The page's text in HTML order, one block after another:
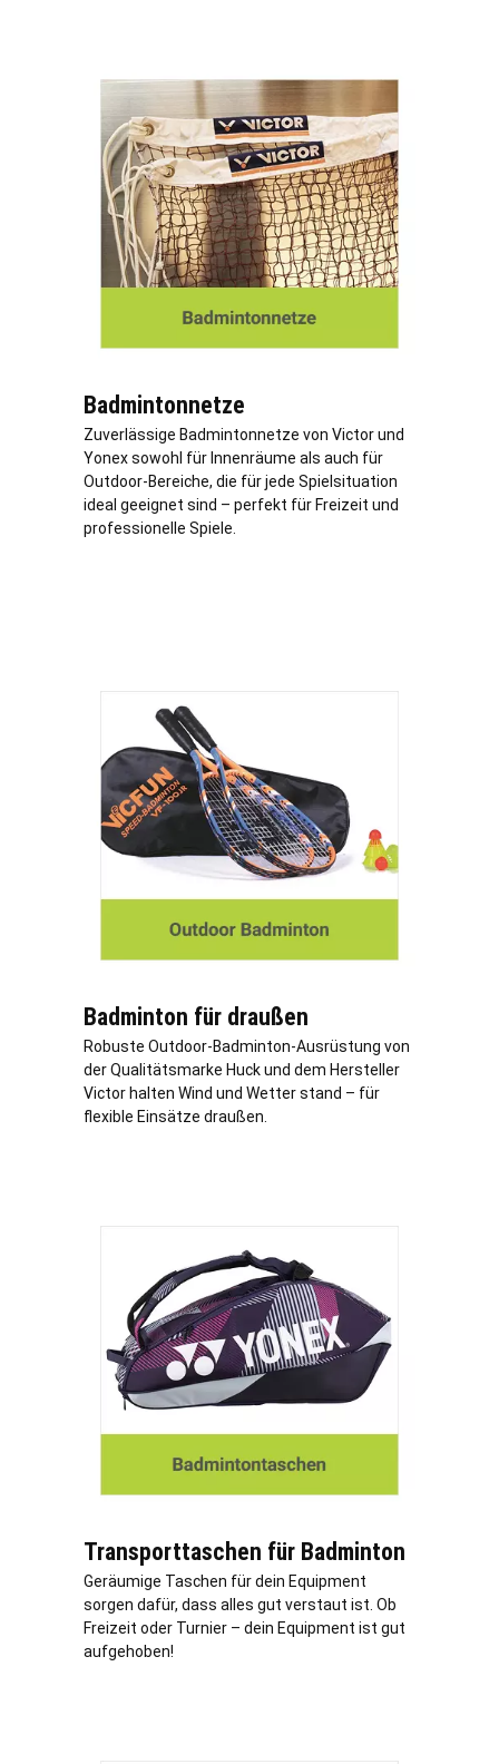
Badmintonnetze
Zuverlässige Badmintonnetze von Victor und
Yonex sowohl für Innenräume als auch für
Outdoor-Bereiche, die für jede Spielsituation
ideal geeignet sind – perfekt für Freizeit und
professionelle Spiele.
Badminton für draußen
Robuste Outdoor-Badminton-Ausrüstung von
der Qualitätsmarke Huck und dem Hersteller
Victor halten Wind und Wetter stand – für
flexible Einsätze draußen.
Transporttaschen für Badminton
Geräumige Taschen für dein Equipment
sorgen dafür, dass alles gut verstaut ist. Ob
Freizeit oder Turnier – dein Equipment ist gut
aufgehoben!